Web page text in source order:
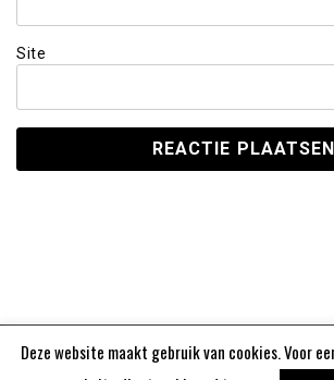
Site
Deze website maakt gebruik van cookies. Voor